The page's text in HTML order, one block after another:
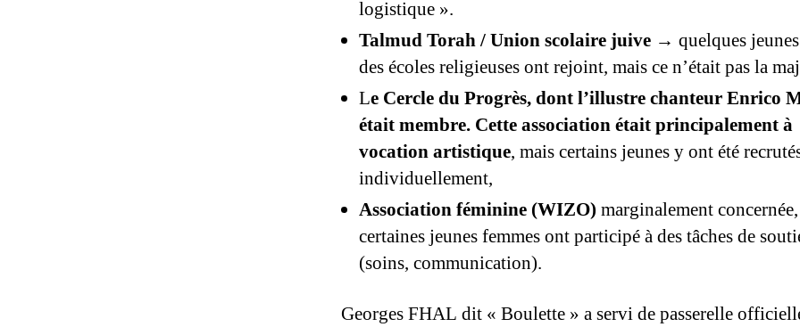
logistique ».
Talmud Torah / Union scolaire juive → quelques
des écoles religieuses ont rejoint, mais ce n’était pas la
Le Cercle du Progrès, dont l’illustre chanteur Enrico
était membre. Cette association était principalement à
vocation artistique, mais certains jeunes y ont été
individuellement,
Association féminine (WIZO) marginalement
certaines jeunes femmes ont participé à des tâches de
(soins, communication).
Georges FHAL dit « Boulette » a servi de passerelle